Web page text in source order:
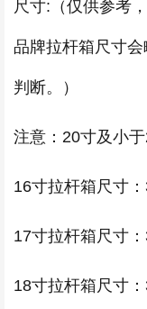
尺寸:（仅供参考
品牌拉杆箱尺寸
判断。）
注意：20寸及小
16寸拉杆箱尺寸
17寸拉杆箱尺寸
18寸拉杆箱尺寸